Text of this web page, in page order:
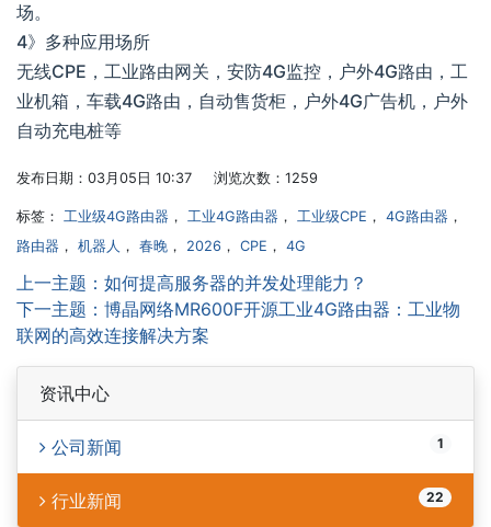
场。
4》多种应用场所
无线CPE，工业路由网关，安防4G监控，户外4G路由，工
业机箱，车载4G路由，自动售货柜，户外4G广告机，户外
自动充电桩等
发布日期：03月05日 10:37 浏览次数：1259
标签： 工业级4G路由器 ， 工业4G路由器 ， 工业级CPE ， 4G路由器 ，
路由器 ， 机器人 ， 春晚 ， 2026 ， CPE ， 4G
上一主题：如何提高服务器的并发处理能力？
下一主题：博晶网络MR600F开源工业4G路由器：工业物
联网的高效连接解决方案
资讯中心
公司新闻 1
行业新闻 22